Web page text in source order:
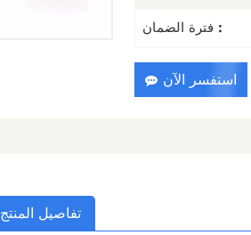
فترة الضمان :
استفسر الآن
تفاصيل المنتج